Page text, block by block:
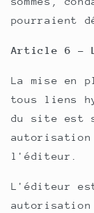
pourraient
Article 6 -
La mise en
tous liens
du site est
l'éditeur.
L'éditeur